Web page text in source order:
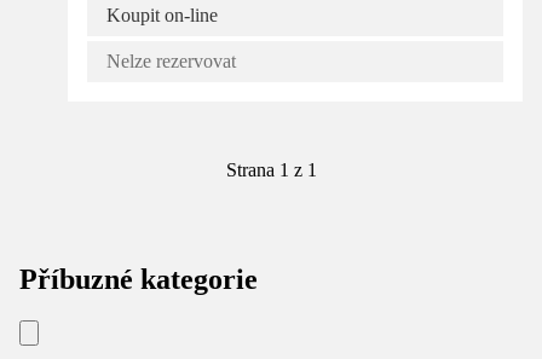
Koupit on-line
Nelze rezervovat
Strana 1 z 1
Příbuzné kategorie